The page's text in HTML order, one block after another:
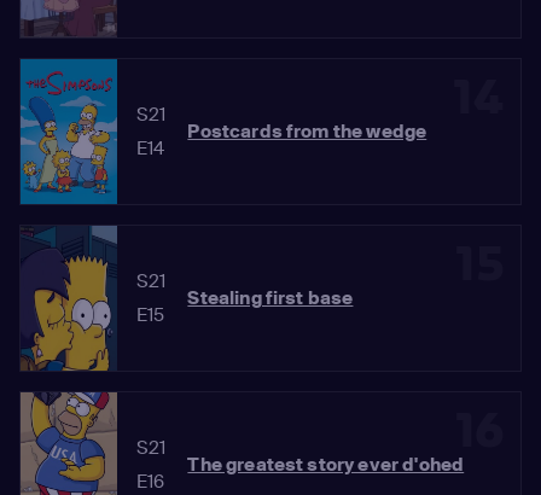
S21
E14
Postcards from the wedge
S21
E15
Stealing first base
S21
E16
The greatest story ever d'ohed